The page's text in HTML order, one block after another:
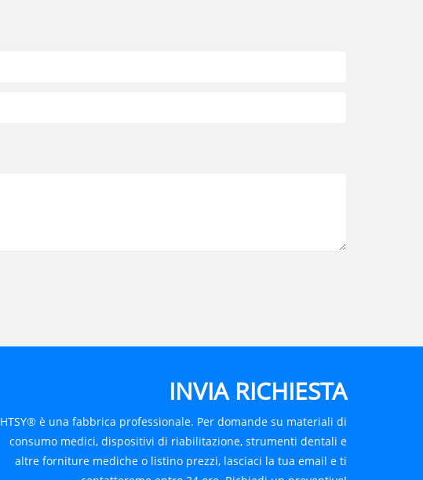
INVIA RICHIESTA
HTSY® è una fabbrica professionale. Per domande su materiali di
consumo medici, dispositivi di riabilitazione, strumenti dentali e
altre forniture mediche o listino prezzi, lasciaci la tua email e ti